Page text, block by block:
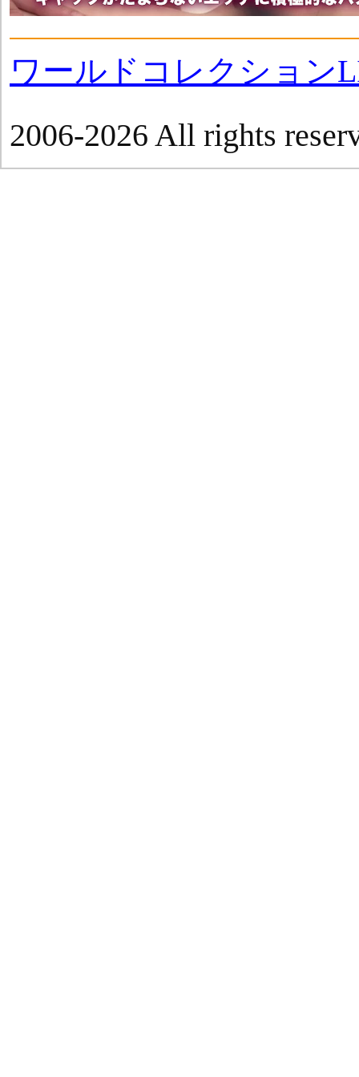
ワールドコレクション
2006-2026 All rights